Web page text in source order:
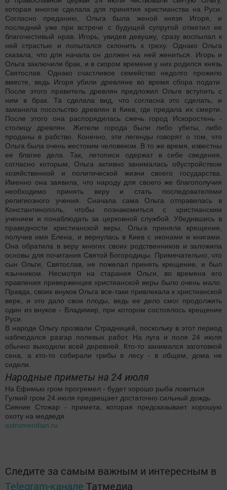
которая многое сделала для принятия христианства на Руси.
Согласно преданию, Ольга была женой князя Игоря, и
последний уже при встрече с будущей супругой отметил ее
благочестивый нрав. Игорь, увидев девушку, сразу воспылал к
ней страстью и попытался склонить к греху. Однако Ольга
сказала, что для начала он должен на ней жениться. Игорь и
Ольга заключили брак, и в скором времени у них родился князь
Святослав. Однако счастливое семейство недолго прожило
вместе, ведь Игоря убили древляне во время сбора подати.
После этого правитель древлян предложил Ольге вступить с
ним в брак. Та сделала вид, что согласна это сделать, и
заманила посольство древлян в Киев, где предала их смерти.
После этого она распорядилась сжечь город Искоростень -
столицу древлян. Жители города были либо убиты, либо
проданы в рабство. Конечно, эти легенды говорят о том, что
Ольга была очень жестоким человеком. В то же время, известны
ее благие дела. Так, летописи одержат в себе сведения,
согласно которым, Ольга активно занималась обустройством
хозяйственной и политической жизни своего государства.
Именно она заявила, что народу для своего же благополучия
необходимо принять веру и стать последователями
религиозного учения. Сначала сама Ольга отправилась в
Константинополь, чтобы познакомиться с христианским
учением и понаблюдать за церковной службой. Убедившись в
праведности христианской веры, Ольга приняла крещение,
получив имя Елена, и вернулась в Киев с иконами и книгами.
Она обратила в веру многих своих родственников и заложила
основы для почитания Святой Богородицы. Примечательно, что
сын Ольги, Святослав, не пожелал принять крещение, и был
язычником. Несмотря на старания Ольги, во времена его
правления приверженцев христианской веры было очень мало.
Правда, своих внуков Ольга все-таки привлекала к христианской
вере, и это дало свои плоды, ведь ее дело смог продолжить
один из внуков - Владимир, при котором состоялось крещение
Руси.
В народе Ольгу прозвали Страдницей, поскольку в этот период
наблюдался разгар полевых работ. На луга и поля 24 июля
обычно выходили всей деревней. Кто-то занимался заготовкой
сена, а кто-то собирали грибы в лесу - в общем, дома не
сидели.
Народные приметы на 24 июля
На Ефимью гром прогремел - будет хорошо рыба ловиться
Гулкий гром 24 июля предвещает достаточно сильный дождь
Сияние Стожар - примета, которая предсказывает хорошую
охоту на медведя
astromeridian.ru
Следите за самым важным и интересным в
Telegram-канале Татмедиа